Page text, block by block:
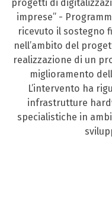
progetti di
imprese” -
ricevuto il sostegno
nell’ambito del
realizzazione di un
miglioramento
L’intervento ha
infrastrutture
specialistiche in